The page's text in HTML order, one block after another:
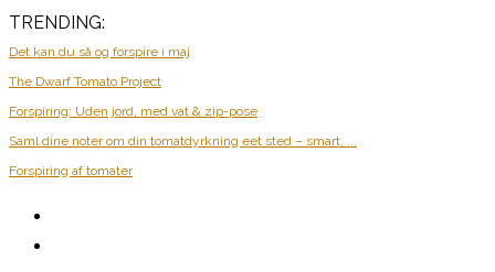
TRENDING:
Det kan du så og forspire i maj
The Dwarf Tomato Project
Forspiring: Uden jord, med vat & zip-pose
Saml dine noter om din tomatdyrkning eet sted – smart, ...
Forspiring af tomater